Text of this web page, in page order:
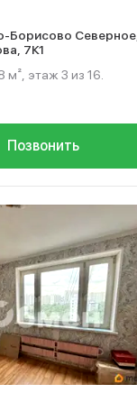
Борисово Северное,
7К1
этаж 3 из 16.
Позвонить